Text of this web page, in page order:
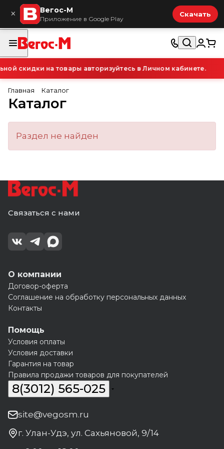
× Вегос-М
Приложение в Google Play
Скачать
скидки на товары авторизуйтесь в Личном кабинете.
Главная Каталог
Каталог
Раздел не найден
Связаться с нами
О компании
Договор-оферта
Соглашение на обработку персональных данных
Контакты
Помощь
Условия оплаты
Условия доставки
Гарантия на товар
Правила продажи товаров для покупателей
8(3012) 565-025
site@vegosm.ru
г. Улан-Удэ, ул. Сахьяновой, 9/14